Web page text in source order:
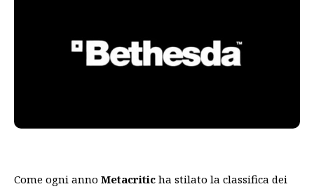
Come ogni anno Metacritic ha stilato la classifica dei